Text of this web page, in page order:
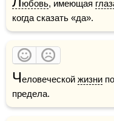
юбовь, имеющая
когда сказать «да».
Человеческой жизни
предела.